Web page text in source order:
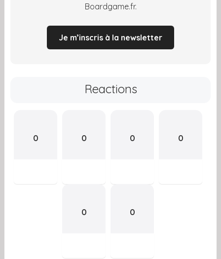
Boardgame.fr.
Je m’inscris à la newsletter
Reactions
0 0 0 0
0 0